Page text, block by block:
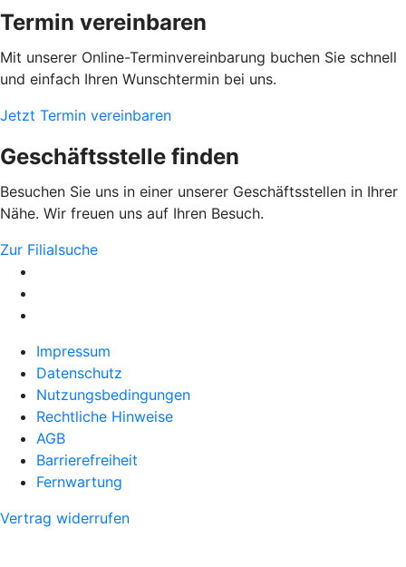
Termin vereinbaren
Mit unserer Online-Terminvereinbarung buchen Sie schnell
und einfach Ihren Wunschtermin bei uns.
Jetzt Termin vereinbaren
Geschäftsstelle finden
Besuchen Sie uns in einer unserer Geschäftsstellen in Ihrer
Nähe. Wir freuen uns auf Ihren Besuch.
Zur Filialsuche
Impressum
Datenschutz
Nutzungsbedingungen
Rechtliche Hinweise
AGB
Barrierefreiheit
Fernwartung
Vertrag widerrufen